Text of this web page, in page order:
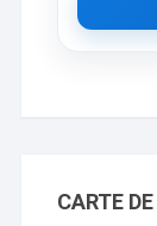
CARTE